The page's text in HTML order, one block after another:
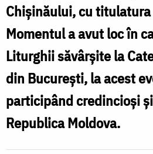
etapă
nouă
de
promovare
valorilor
eterne
Chișinăului, cu titulatura
Momentul a avut loc în
Liturghii săvârșite la
din București, la acest
participând credincioși
Republica Moldova.